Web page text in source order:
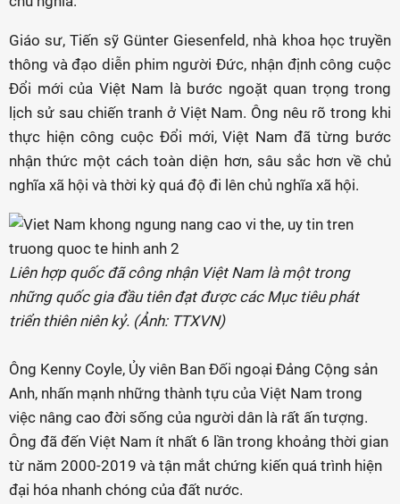
Giáo sư, Tiến sỹ Günter Giesenfeld, nhà khoa học truyền
thông và đạo diễn phim người Đức, nhận định công cuộc
Đổi mới của Việt Nam là bước ngoặt quan trọng trong
lịch sử sau chiến tranh ở Việt Nam. Ông nêu rõ trong khi
thực hiện công cuộc Đổi mới, Việt Nam đã từng bước
nhận thức một cách toàn diện hơn, sâu sắc hơn về chủ
nghĩa xã hội và thời kỳ quá độ đi lên chủ nghĩa xã hội.
Liên hợp quốc đã công nhận Việt Nam là một trong
những quốc gia đầu tiên đạt được các Mục tiêu phát
triển thiên niên kỷ. (Ảnh: TTXVN)
Ông Kenny Coyle, Ủy viên Ban Đối ngoại Đảng Cộng sản
Anh, nhấn mạnh những thành tựu của Việt Nam trong
việc nâng cao đời sống của người dân là rất ấn tượng.
Ông đã đến Việt Nam ít nhất 6 lần trong khoảng thời gian
từ năm 2000-2019 và tận mắt chứng kiến quá trình hiện
đại hóa nhanh chóng của đất nước.